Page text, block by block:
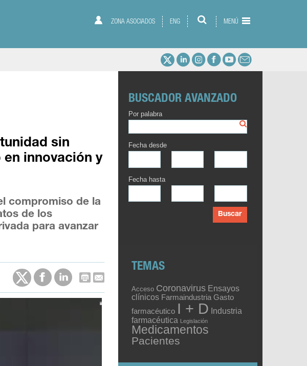
ZONA ASOCIADOS ENG MENÚ
sin
innovación y
compromiso de la
de los
para avanzar
BUSCADOR AVANZADO
Por palabra
Fecha desde
Fecha hasta
Buscar
TEMAS
Acceso Coronavirus Ensayos
clínicos Farmaindustria Gasto
farmacéutico I + D Industria
farmacéutica Legislación
Medicamentos
Pacientes